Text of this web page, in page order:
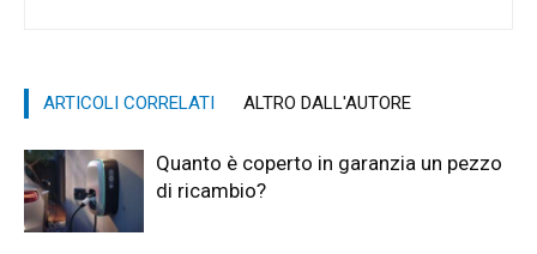
ARTICOLI CORRELATI ALTRO DALL'AUTORE
Quanto è coperto in garanzia un pezzo
di ricambio?